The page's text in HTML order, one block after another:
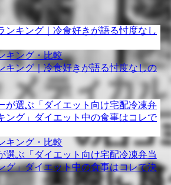
キング・比較
キング｜冷食好きが語る忖度なしの
キング・比較
選ぶ「ダイエット向け宅配冷凍弁当
グ」ダイエット中の食事はコレで決